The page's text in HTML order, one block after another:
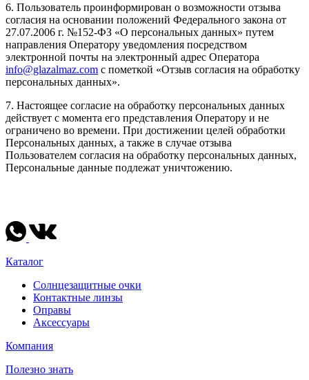
6. Пользователь проинформирован о возможности отзыва
согласия на основании положений Федерального закона от
27.07.2006 г. №152-ФЗ «О персональных данных» путем
направления Оператору уведомления посредством
электронной почты на электронный адрес Оператора
info@glazalmaz.com с пометкой «Отзыв согласия на обработку
персональных данных».
7. Настоящее согласие на обработку персональных данных
действует с момента его представления Оператору и не
ограничено во времени. При достижении целей обработки
Персональных данных, а также в случае отзыва
Пользователем согласия на обработку персональных данных,
Персональные данные подлежат уничтожению.
Каталог
Солнцезащитные очки
Контактные линзы
Оправы
Аксессуары
Компания
Полезно знать